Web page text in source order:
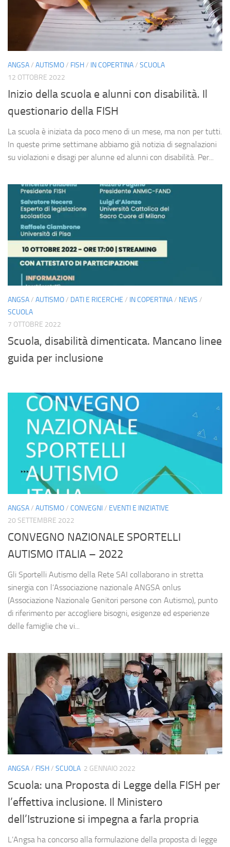
ANGSA/ AUTISMO/ FISH/ IN COPERTINA/ SCUOLA
12 OTTOBRE 2022
Inizio della scuola e alunni con disabilità. Il
questionario della FISH
La scuola è iniziata da poco meno di un mese, ma non per tutti.
In queste prime settimane abbiamo già notizia di segnalazioni
su violazioni e disagi per alunne ed alunni con disabilità. Per...
ANGSA/ AUTISMO/ DATI E RICERCHE / IN COPERTINA/ NEWS /
SCUOLA
7 OTTOBRE 2022
Scuola, disabilità dimenticata. Mancano linee
guida per inclusione
ANGSA/ AUTISMO/ CONVEGNI/ EVENTI E INIZIATIVE
20 SETTEMBRE 2022
CONVEGNO NAZIONALE SPORTELLI
AUTISMO ITALIA – 2022
Gli Sportelli Autismo della Rete SAI collaborano in stretta
sinergia con l’Associazione nazionale ANGSA onlus
(Associazione Nazionale Genitori persone con Autismo), punto
di riferimento per accogliere bisogni, esigenze ed esperienze
delle famiglie che vi...
ANGSA/ FISH/ SCUOLA 2 GENNAIO 2022
Scuola: una Proposta di Legge della FISH per
l’effettiva inclusione. Il Ministero
dell’Istruzione si impegna a farla propria
L’Angsa ha concorso alla formulazione della proposta di legge